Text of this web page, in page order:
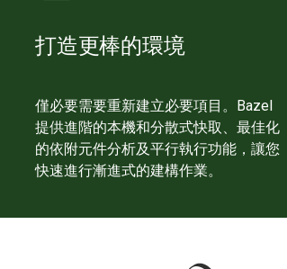
打造更棒的環境
僅必要需要重新建立必要項目。Bazel
提供進階的本機和分散式快取、最佳化
的依附元件分析及平行執行功能，讓您
快速進行漸進式的建構作業。